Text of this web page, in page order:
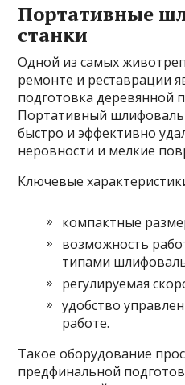
Портативные
станки
Одной из самых
ремонте и реставрации
подготовка деревянной
Портативный
быстро и эффективно
неровности и мелкие
Ключевые
компактные
возможность
типами
регулируемая
удобство
работе.
Такое оборудование
предфинальной